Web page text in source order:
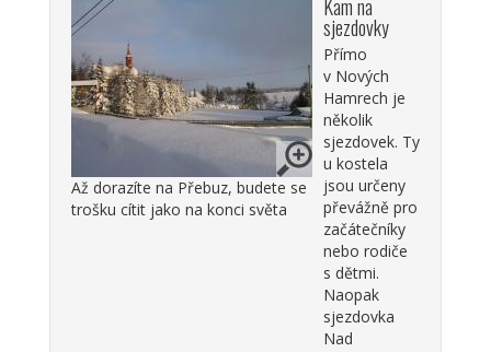
Až dorazíte na Přebuz, budete se
trošku cítit jako na konci světa
Kam na
sjezdovky
Přímo
v Nových
Hamrech je
několik
sjezdovek. Ty
u kostela
jsou určeny
převážně pro
začátečníky
nebo rodiče
s dětmi.
Naopak
sjezdovka
Nad